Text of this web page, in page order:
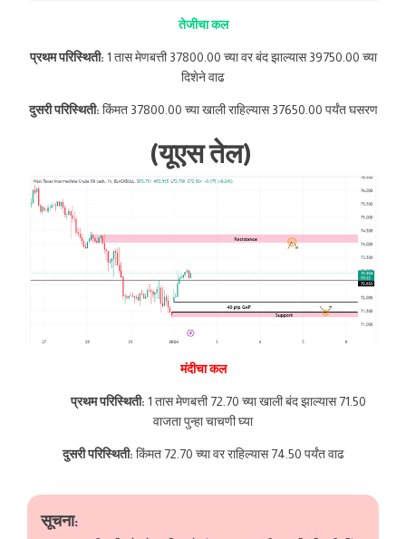
तेजीचा कल
प्रथम परिस्थिती: 1 तास मेणबत्ती 37800.00 च्या वर बंद झाल्यास 39750.00 च्या
दिशेने वाढ
दुसरी परिस्थिती: किंमत 37800.00 च्या खाली राहिल्यास 37650.00 पर्यंत घसरण
(यूएस तेल)
मंदीचा कल
प्रथम परिस्थिती: 1 तास मेणबत्ती 72.70 च्या खाली बंद झाल्यास 71.50
वाजता पुन्हा चाचणी घ्या
दुसरी परिस्थिती: किंमत 72.70 च्या वर राहिल्यास 74.50 पर्यंत वाढ
सूचना: